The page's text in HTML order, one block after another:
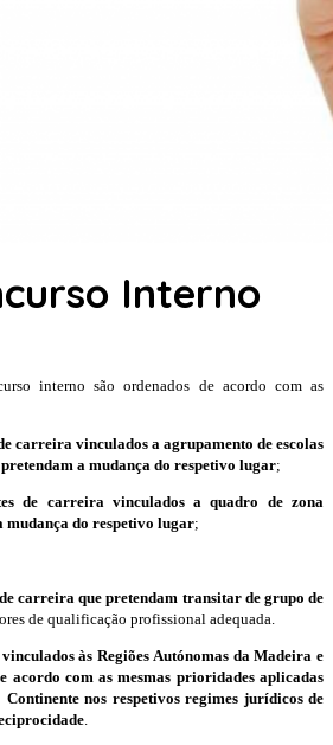
Interno
interno são ordenados de acordo com as
carreira vinculados a agrupamento de escolas
a mudança do respetivo lugar;
de carreira vinculados a quadro de zona
mudança do respetivo lugar;
carreira que pretendam transitar de grupo de
de qualificação profissional adequada.
às Regiões Autónomas da Madeira e
acordo com as mesmas prioridades aplicadas
nos respetivos regimes jurídicos de
.